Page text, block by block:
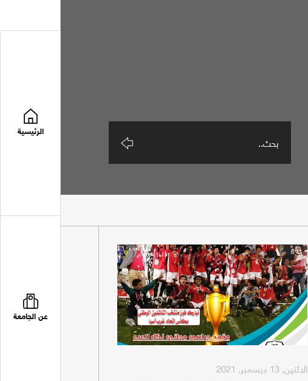
الرئيسية
عن الجامعة
الاثنين, 13 ديسمبر, 2021